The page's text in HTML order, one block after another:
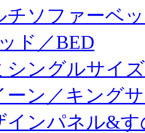
チソファーベ
ド／BED
シングルサイ
ーン／キング
インパネル&